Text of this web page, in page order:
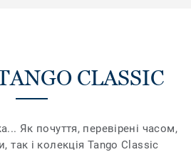
CLASSIC
Як почуття, перевірені часом,
так і колекція Tango Classic